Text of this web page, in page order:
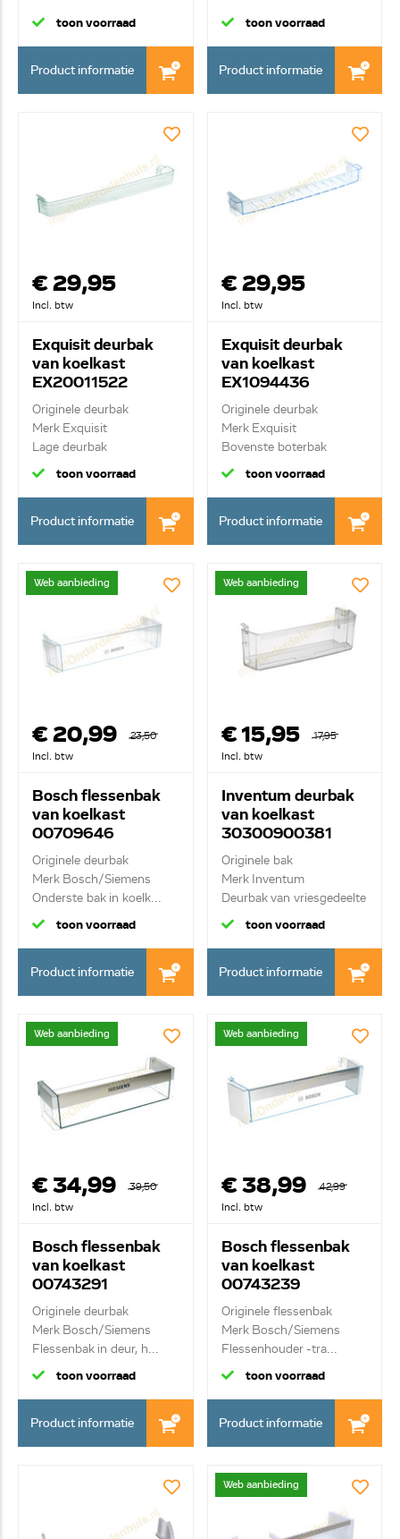
str...
toon voorraad
Product informatie
toon voorraad
Product informatie
€ 29,95
Incl. btw
Exquisit deurbak
van koelkast
EX20011522
Originele deurbak
Merk Exquisit
Lage deurbak
toon voorraad
Product informatie
€ 29,95
Incl. btw
Exquisit deurbak
van koelkast
EX1094436
Originele deurbak
Merk Exquisit
Bovenste boterbak
toon voorraad
Product informatie
Web aanbieding
€ 20,99
23,50
Incl. btw
Bosch flessenbak
van koelkast
00709646
Originele deurbak
Merk Bosch/Siemens
Onderste bak in koelk...
toon voorraad
Product informatie
Web aanbieding
€ 15,95
17,95
Incl. btw
Inventum deurbak
van koelkast
30300900381
Originele bak
Merk Inventum
Deurbak van vriesgedeelte
(lin...
toon voorraad
Product informatie
Web aanbieding
€ 34,99
39,50
Incl. btw
Bosch flessenbak
van koelkast
00743291
Originele deurbak
Merk Bosch/Siemens
Flessenbak in deur, h...
toon voorraad
Product informatie
Web aanbieding
€ 38,99
42,99
Incl. btw
Bosch flessenbak
van koelkast
00743239
Originele flessenbak
Merk Bosch/Siemens
Flessenhouder -tra...
toon voorraad
Product informatie
Web aanbieding